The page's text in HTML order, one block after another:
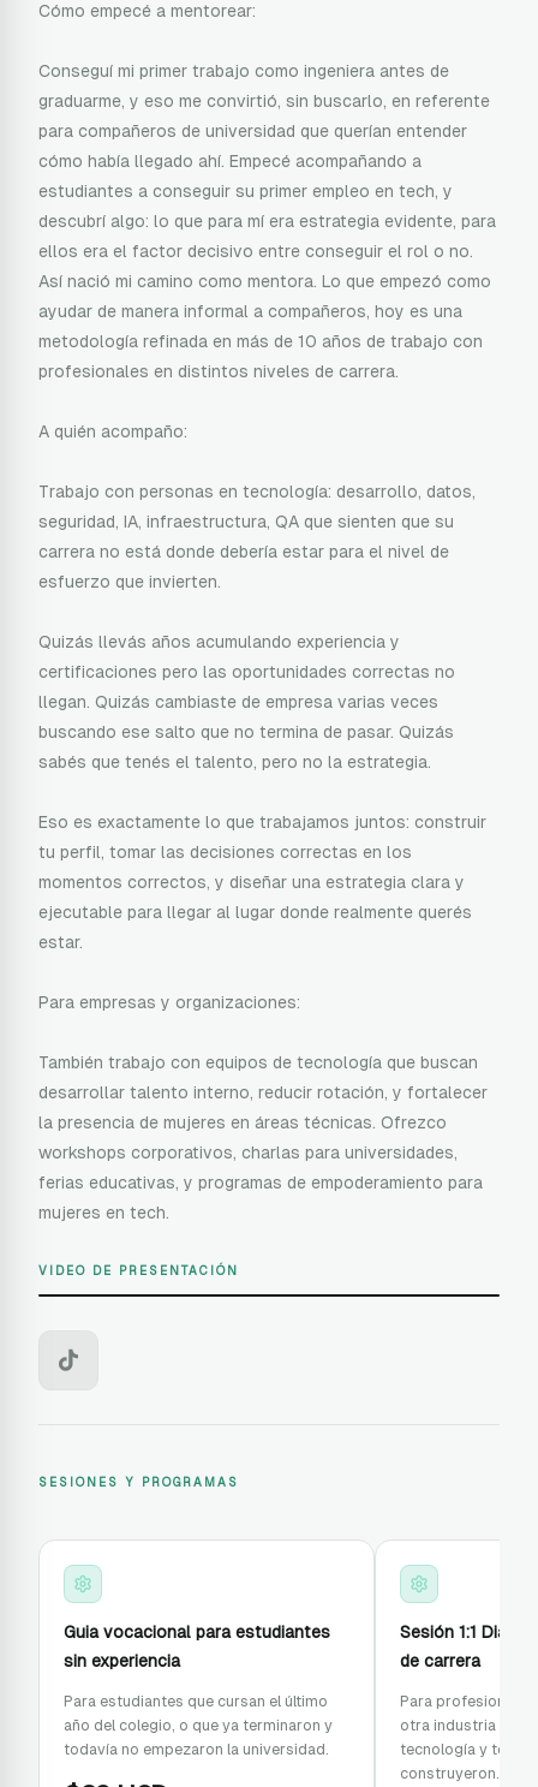
Cómo empecé a mentorear:
Conseguí mi primer trabajo como ingeniera antes de
graduarme, y eso me convirtió, sin buscarlo, en referente
para compañeros de universidad que querían entender
cómo había llegado ahí. Empecé acompañando a
estudiantes a conseguir su primer empleo en tech, y
descubrí algo: lo que para mí era estrategia evidente, para
ellos era el factor decisivo entre conseguir el rol o no.
Así nació mi camino como mentora. Lo que empezó como
ayudar de manera informal a compañeros, hoy es una
metodología refinada en más de 10 años de trabajo con
profesionales en distintos niveles de carrera.
A quién acompaño:
Trabajo con personas en tecnología: desarrollo, datos,
seguridad, IA, infraestructura, QA que sienten que su
carrera no está donde debería estar para el nivel de
esfuerzo que invierten.
Quizás llevás años acumulando experiencia y
certificaciones pero las oportunidades correctas no
llegan. Quizás cambiaste de empresa varias veces
buscando ese salto que no termina de pasar. Quizás
sabés que tenés el talento, pero no la estrategia.
Eso es exactamente lo que trabajamos juntos: construir
tu perfil, tomar las decisiones correctas en los
momentos correctos, y diseñar una estrategia clara y
ejecutable para llegar al lugar donde realmente querés
estar.
Para empresas y organizaciones:
También trabajo con equipos de tecnología que buscan
desarrollar talento interno, reducir rotación, y fortalecer
la presencia de mujeres en áreas técnicas. Ofrezco
workshops corporativos, charlas para universidades,
ferias educativas, y programas de empoderamiento para
mujeres en tech.
VIDEO DE PRESENTACIÓN
VIDEO DE PRESENTACIÓN
SESIONES Y PROGRAMAS
Guia vocacional para estudiantes
sin experiencia
Para estudiantes que cursan el último
año del colegio, o que ya terminaron y
todavía no empezaron la universidad.
Sesión 1:1
de carrera
Para
otra industria que
tecnología y
construyeron.